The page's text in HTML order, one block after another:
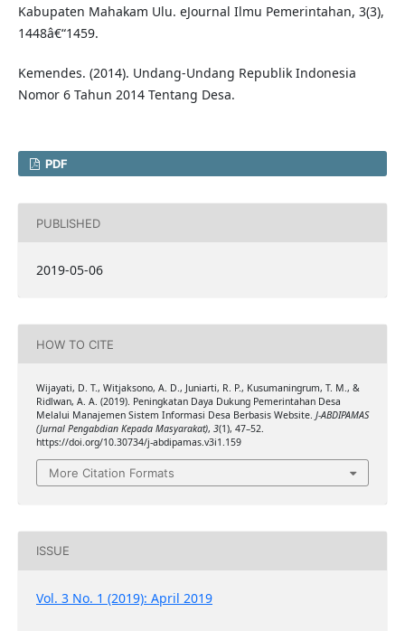
Kabupaten Mahakam Ulu. eJournal Ilmu Pemerintahan, 3(3),
1448â€“1459.
Kemendes. (2014). Undang-Undang Republik Indonesia
Nomor 6 Tahun 2014 Tentang Desa.
PDF
PUBLISHED
2019-05-06
HOW TO CITE
Wijayati, D. T., Witjaksono, A. D., Juniarti, R. P., Kusumaningrum, T. M., &
Ridlwan, A. A. (2019). Peningkatan Daya Dukung Pemerintahan Desa
Melalui Manajemen Sistem Informasi Desa Berbasis Website. J-ABDIPAMAS
(Jurnal Pengabdian Kepada Masyarakat), 3(1), 47–52.
https://doi.org/10.30734/j-abdipamas.v3i1.159
More Citation Formats
ISSUE
Vol. 3 No. 1 (2019): April 2019